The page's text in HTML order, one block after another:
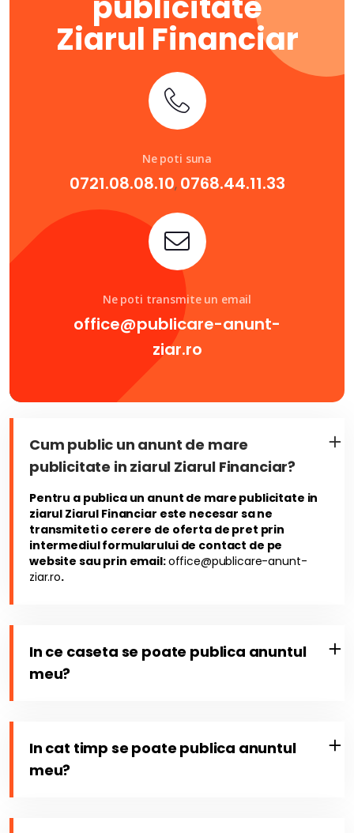
Ziarul Financiar
Ne poti suna
0721.08.08.10, 0768.44.11.33
Ne poti transmite un email
office@publicare-anunt-
ziar.ro
Cum public un anunt de mare
publicitate in ziarul Ziarul Financiar?
Pentru a publica un anunt de mare publicitate in
ziarul Ziarul Financiar este necesar sa ne
transmiteti o cerere de oferta de pret prin
intermediul formularului de contact de pe
website sau prin email:office@publicare-anunt-
ziar.ro.
In ce caseta se poate publica anuntul
meu?
In cat timp se poate publica anuntul
meu?